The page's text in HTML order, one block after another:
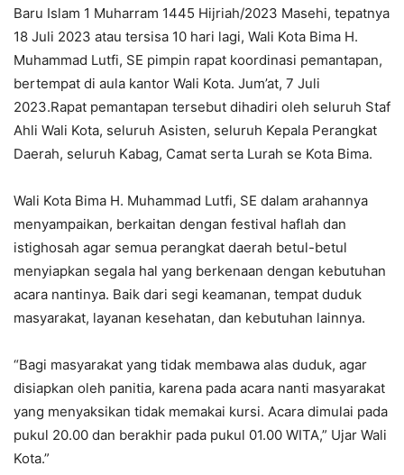
Baru Islam 1 Muharram 1445 Hijriah/2023 Masehi, tepatnya
18 Juli 2023 atau tersisa 10 hari lagi, Wali Kota Bima H.
Muhammad Lutfi, SE pimpin rapat koordinasi pemantapan,
bertempat di aula kantor Wali Kota. Jum’at, 7 Juli
2023.Rapat pemantapan tersebut dihadiri oleh seluruh Staf
Ahli Wali Kota, seluruh Asisten, seluruh Kepala Perangkat
Daerah, seluruh Kabag, Camat serta Lurah se Kota Bima.
Wali Kota Bima H. Muhammad Lutfi, SE dalam arahannya
menyampaikan, berkaitan dengan festival haflah dan
istighosah agar semua perangkat daerah betul-betul
menyiapkan segala hal yang berkenaan dengan kebutuhan
acara nantinya. Baik dari segi keamanan, tempat duduk
masyarakat, layanan kesehatan, dan kebutuhan lainnya.
“Bagi masyarakat yang tidak membawa alas duduk, agar
disiapkan oleh panitia, karena pada acara nanti masyarakat
yang menyaksikan tidak memakai kursi. Acara dimulai pada
pukul 20.00 dan berakhir pada pukul 01.00 WITA,” Ujar Wali
Kota.”